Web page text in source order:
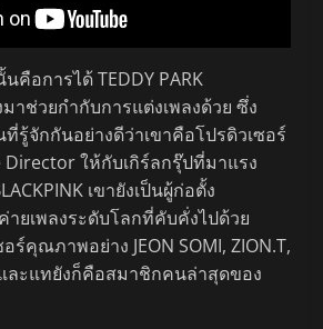
คือการได้ TEDDY PARK
าช่วยกำกับการแต่งเพลงด้วย ซึ่ง
ที่รู้จักกันอย่างดีว่าเขาคือโปรดิวเซอร์
ให้กับเกิร์ลกรุ๊ปที่มาแรง
เขายังเป็นผู้ก่อตั้ง
ค่ายเพลงระดับโลกที่คับคั่งไปด้วย
ร์คุณภาพอย่าง JEON SOMI, ZION.T,
และแทยังก็คือสมาชิกคนล่าสุดของ